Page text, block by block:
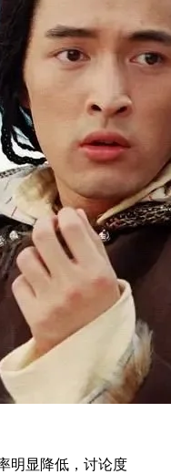
明显降低，讨论度